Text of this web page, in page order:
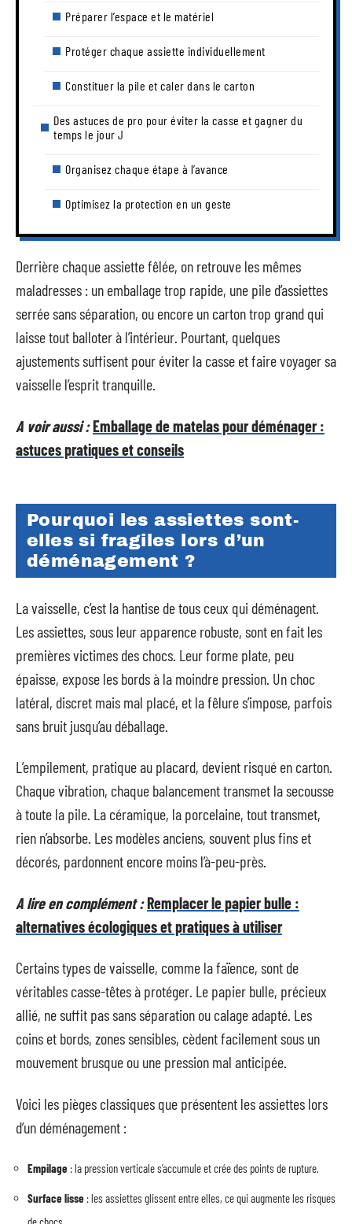
Préparer l’espace et le matériel
Protéger chaque assiette individuellement
Constituer la pile et caler dans le carton
Des astuces de pro pour éviter la casse et gagner du
temps le jour J
Organisez chaque étape à l’avance
Optimisez la protection en un geste
Derrière chaque assiette fêlée, on retrouve les mêmes
maladresses : un emballage trop rapide, une pile d’assiettes
serrée sans séparation, ou encore un carton trop grand qui
laisse tout balloter à l’intérieur. Pourtant, quelques
ajustements suffisent pour éviter la casse et faire voyager sa
vaisselle l’esprit tranquille.
A voir aussi :Emballage de matelas pour déménager :
astuces pratiques et conseils
Pourquoi les assiettes sont-
elles si fragiles lors d’un
déménagement ?
La vaisselle, c’est la hantise de tous ceux qui déménagent.
Les assiettes, sous leur apparence robuste, sont en fait les
premières victimes des chocs. Leur forme plate, peu
épaisse, expose les bords à la moindre pression. Un choc
latéral, discret mais mal placé, et la fêlure s’impose, parfois
sans bruit jusqu’au déballage.
L’empilement, pratique au placard, devient risqué en carton.
Chaque vibration, chaque balancement transmet la secousse
à toute la pile. La céramique, la porcelaine, tout transmet,
rien n’absorbe. Les modèles anciens, souvent plus fins et
décorés, pardonnent encore moins l’à-peu-près.
A lire en complément :Remplacer le papier bulle :
alternatives écologiques et pratiques à utiliser
Certains types de vaisselle, comme la faïence, sont de
véritables casse-têtes à protéger. Le papier bulle, précieux
allié, ne suffit pas sans séparation ou calage adapté. Les
coins et bords, zones sensibles, cèdent facilement sous un
mouvement brusque ou une pression mal anticipée.
Voici les pièges classiques que présentent les assiettes lors
d’un déménagement :
Empilage : la pression verticale s’accumule et crée des points de rupture.
Surface lisse : les assiettes glissent entre elles, ce qui augmente les risques